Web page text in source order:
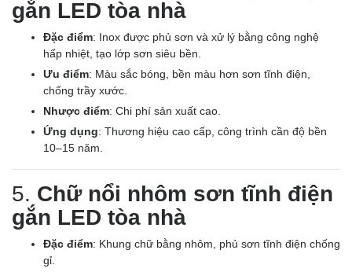
gắn LED tòa nhà
Đặc điểm: Inox được phủ sơn và xử lý bằng công nghệ
hấp nhiệt, tạo lớp sơn siêu bền.
Ưu điểm: Màu sắc bóng, bền màu hơn sơn tĩnh điện,
chống trầy xước.
Nhược điểm: Chi phí sản xuất cao.
Ứng dụng: Thương hiệu cao cấp, công trình cần độ bền
10–15 năm.
5. Chữ nổi nhôm sơn tĩnh điện
gắn LED tòa nhà
Đặc điểm: Khung chữ bằng nhôm, phủ sơn tĩnh điện chống
gỉ.